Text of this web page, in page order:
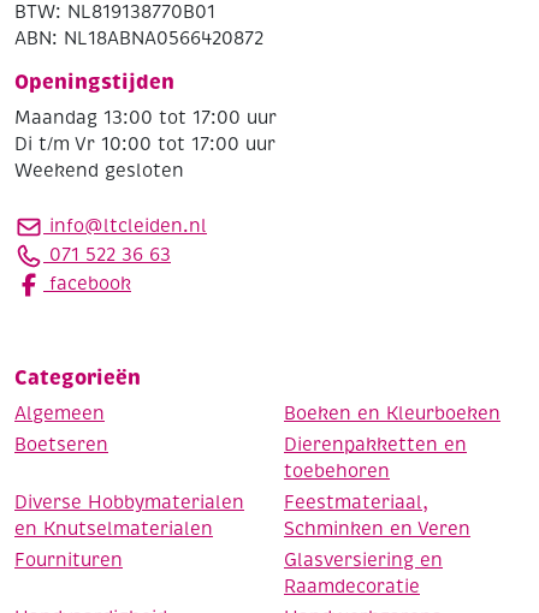
BTW: NL819138770B01
ABN: NL18ABNA0566420872
Openingstijden
Maandag 13:00 tot 17:00 uur
Di t/m Vr 10:00 tot 17:00 uur
Weekend gesloten
info@ltcleiden.nl
071 522 36 63
facebook
Categorieën
Algemeen
Boeken en Kleurboeken
Boetseren
Dierenpakketten en
toebehoren
Diverse Hobbymaterialen
en Knutselmaterialen
Feestmateriaal,
Schminken en Veren
Fournituren
Glasversiering en
Raamdecoratie